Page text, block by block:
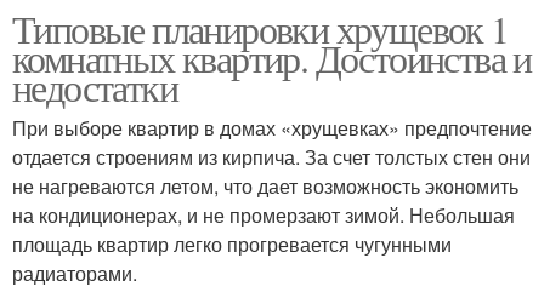
Типовые планировки хрущевок 1
комнатных квартир. Достоинства и
недостатки
При выборе квартир в домах «хрущевках» предпочтение
отдается строениям из кирпича. За счет толстых стен они
не нагреваются летом, что дает возможность экономить
на кондиционерах, и не промерзают зимой. Небольшая
площадь квартир легко прогревается чугунными
радиаторами.